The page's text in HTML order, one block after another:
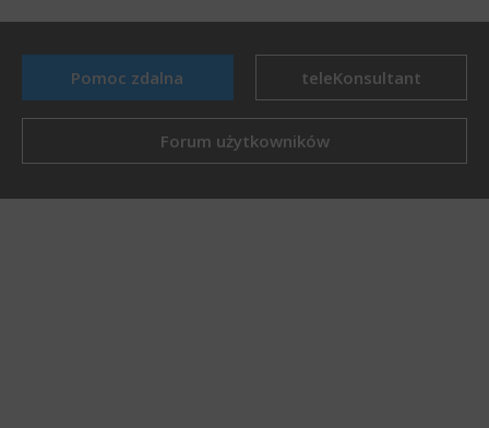
Pomoc zdalna teleKonsultant
Forum użytkowników